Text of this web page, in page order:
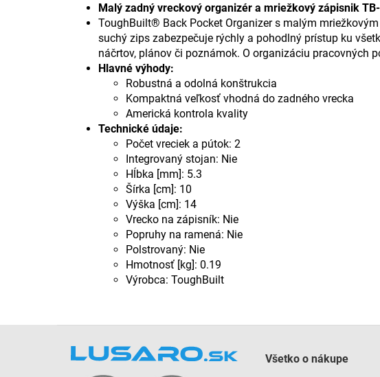
Malý zadný vreckový organizér a mriežkový zápisnik
ToughBuilt® Back Pocket Organizer s malým
suchý zips zabezpečuje rýchly a pohodlný prístup ku
náčrtov, plánov či poznámok. O organizáciu pracovných
Hlavné výhody:
Robustná a odolná konštrukcia
Kompaktná veľkosť vhodná do zadného vrecka
Americká kontrola kvality
Technické údaje:
Počet vreciek a pútok: 2
Integrovaný stojan: Nie
Hĺbka [mm]: 5.3
Šírka [cm]: 10
Výška [cm]: 14
Vrecko na zápisník: Nie
Popruhy na ramená: Nie
Polstrovaný: Nie
Hmotnosť [kg]: 0.19
Výrobca: ToughBuilt
Všetko o nákupe